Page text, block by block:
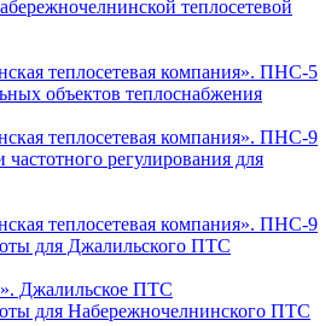
теплосетевая компания». ПНС-5
теплосетевая компания». ПНС-9
теплосетевая компания». ПНС-9
Джалильское ПТС